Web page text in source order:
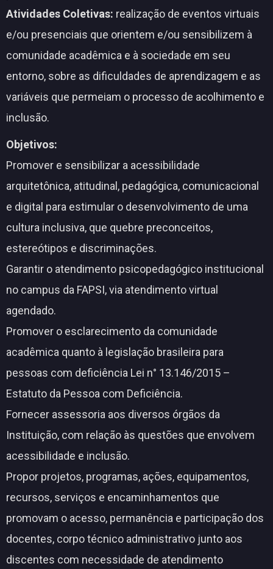
Atividades Coletivas: realização de eventos virtuais
e/ou presenciais que orientem e/ou sensibilizem à
comunidade acadêmica e à sociedade em seu
entorno, sobre as dificuldades de aprendizagem e as
variáveis que permeiam o processo de acolhimento e
inclusão.
Objetivos:
Promover e sensibilizar a acessibilidade
arquitetônica, atitudinal, pedagógica, comunicacional
e digital para estimular o desenvolvimento de uma
cultura inclusiva, que quebre preconceitos,
estereótipos e discriminações.
Garantir o atendimento psicopedagógico institucional
no campus da FAPSI, via atendimento virtual
agendado.
Promover o esclarecimento da comunidade
acadêmica quanto à legislação brasileira para
pessoas com deficiência Lei n° 13.146/2015 –
Estatuto da Pessoa com Deficiência.
Fornecer assessoria aos diversos órgãos da
Instituição, com relação às questões que envolvem
acessibilidade e inclusão.
Propor projetos, programas, ações, equipamentos,
recursos, serviços e encaminhamentos que
promovam o acesso, permanência e participação dos
docentes, corpo técnico administrativo junto aos
discentes com necessidade de atendimento